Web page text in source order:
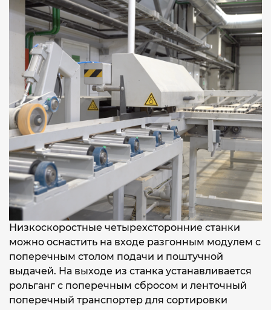
Низкоскоростные четырехсторонние станки
можно оснастить на входе разгонным модулем с
поперечным столом подачи и поштучной
выдачей. На выходе из станка устанавливается
рольганг с поперечным сбросом и ленточный
поперечный транспортер для сортировки